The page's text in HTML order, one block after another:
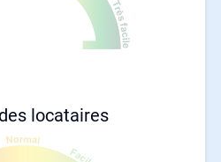
locataires